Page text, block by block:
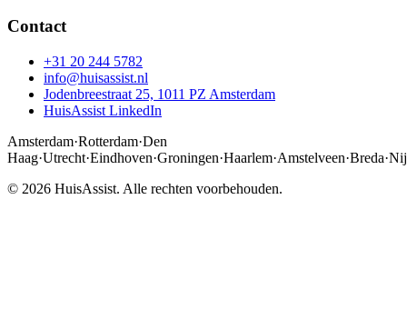
Contact
+31 20 244 5782
info@huisassist.nl
Jodenbreestraat 25, 1011 PZ Amsterdam
HuisAssist LinkedIn
Amsterdam·Rotterdam·Den
Haag·Utrecht·Eindhoven·Groningen·Haarlem·Amstelveen·Breda·
© 2026 HuisAssist. Alle rechten voorbehouden.